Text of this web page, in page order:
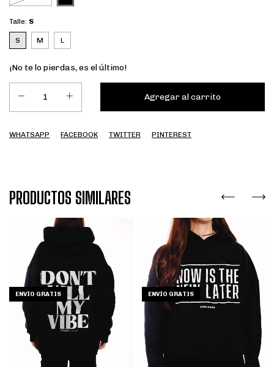
Talle: S
S M L
¡No te lo pierdas, es el último!
WHATSAPP FACEBOOK TWITTER PINTEREST
PRODUCTOS SIMILARES
ENVÍO GRATIS ENVÍO GRATIS